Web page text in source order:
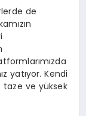
de
yatıyor. Kendi
taze ve yüksek